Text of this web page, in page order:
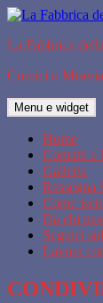
Vai
contenuto
La Fabbrica
Comici o Miseria
Menu e widget
Home
Contatti e
Galleria
Rassegna
Come
Da chi
Seguici
Lavora